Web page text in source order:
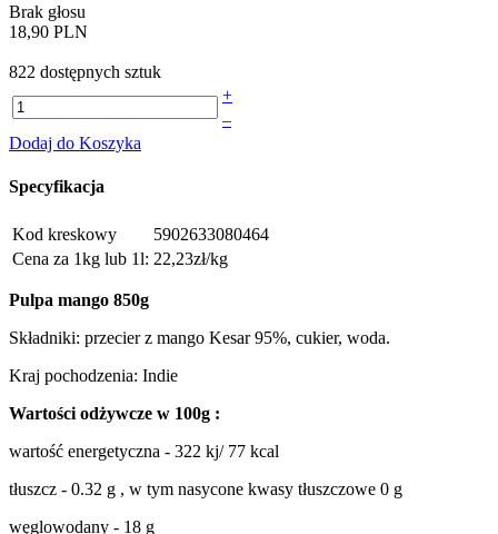
Brak głosu
18,90 PLN
822 dostępnych sztuk
+
–
Dodaj do Koszyka
Specyfikacja
Kod kreskowy
5902633080464
Cena za 1kg lub 1l: 22,23zł/kg
Pulpa mango 850g
Składniki: przecier z mango Kesar 95%, cukier, woda.
Kraj pochodzenia: Indie
Wartości odżywcze w 100g :
wartość energetyczna - 322 kj/ 77 kcal
tłuszcz - 0.32 g , w tym nasycone kwasy tłuszczowe 0 g
węglowodany - 18 g